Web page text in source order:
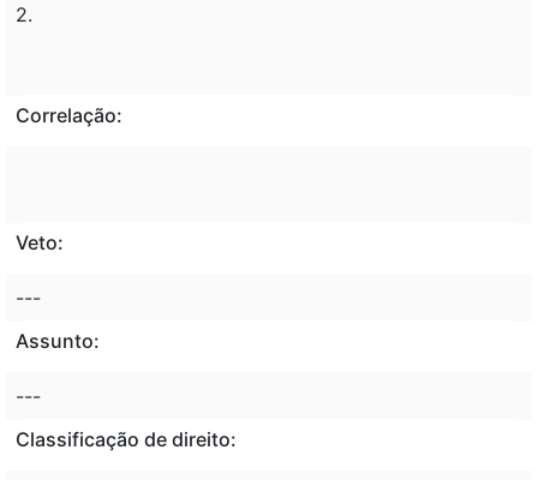
2.
Correlação:
Veto:
---
Assunto:
---
Classificação de direito: